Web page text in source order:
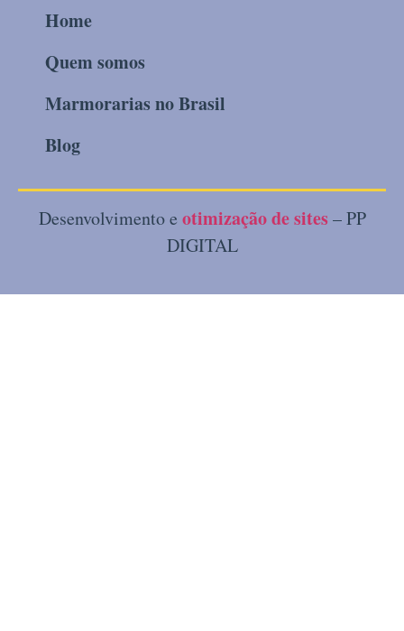
Home
Quem somos
Marmorarias no Brasil
Blog
Desenvolvimento e otimização de sites – PP
DIGITAL